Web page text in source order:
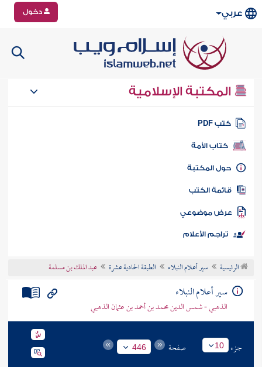
عربي دخول
المكتبة الإسلامية
كتب PDF
كتاب الأمة
المكتبة
الكتب
موضوعي
تراجم الأعلام
الرئيسية سير أعلام النبلاء الطبقة الحادية عشرة عبد الملك بن مسلمة
سير أعلام النبلاء
الذهبي - شمس الدين محمد بن أحمد بن عثمان الذهبي
جزء 10 صفحة 446